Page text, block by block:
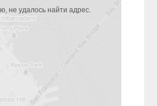
не удалось найти адрес.